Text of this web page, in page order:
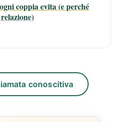
coppia evita (e perché
conoscitiva